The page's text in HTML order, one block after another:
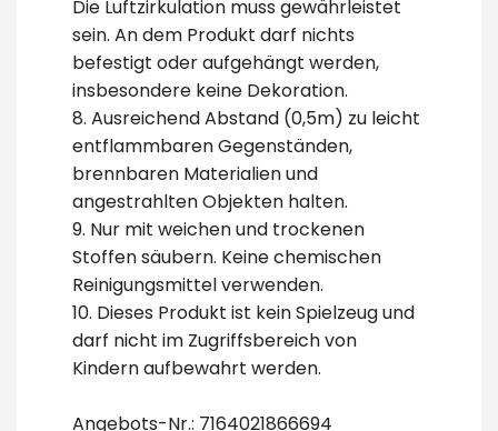
Die Luftzirkulation muss gewährleistet
sein. An dem Produkt darf nichts
befestigt oder aufgehängt werden,
insbesondere keine Dekoration.
8. Ausreichend Abstand (0,5m) zu leicht
entflammbaren Gegenständen,
brennbaren Materialien und
angestrahlten Objekten halten.
9. Nur mit weichen und trockenen
Stoffen säubern. Keine chemischen
Reinigungsmittel verwenden.
10. Dieses Produkt ist kein Spielzeug und
darf nicht im Zugriffsbereich von
Kindern aufbewahrt werden.
Angebots-Nr.: 7164021866694